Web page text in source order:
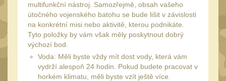
Delta Optical 2
Sightmark19
Vector Optics
ČIŠTĚNÍ A ÚDRŽBA(67)
multifunkční nástroj. Samozřejmě, obsah vašeho
útočného vojenského batohu se bude lišit v závislosti
na konkrétní misi nebo aktivitě, kterou podnikáte.
Tyto položky by vám však měly poskytnout dobrý
výchozí bod.
Voda: Měli byste vždy mít dost vody, která vám
vydrží alespoň 24 hodin. Pokud budete pracovat v
horkém klimatu, měli byste vzít ještě více.